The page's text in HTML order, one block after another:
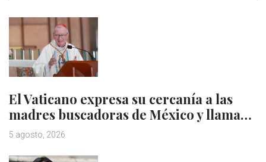
El Vaticano expresa su cercanía a las
madres buscadoras de México y llama…
5 agosto, 2026